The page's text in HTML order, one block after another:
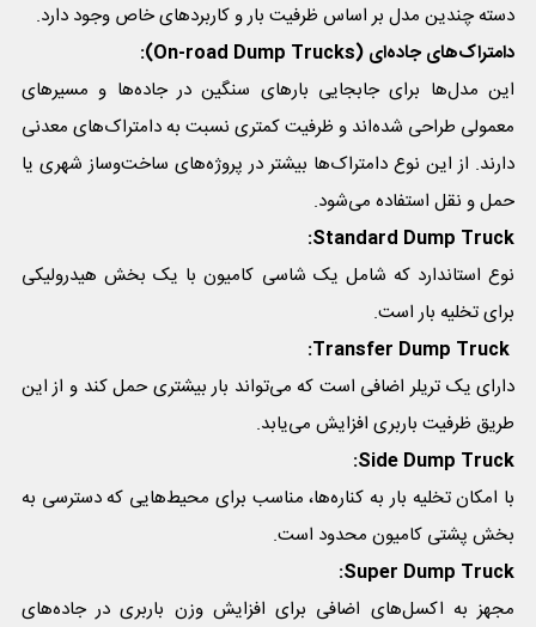
دسته چندین مدل بر اساس ظرفیت بار و کاربردهای خاص وجود دارد.
دامتراک‌های جاده‌ای (On-road Dump Trucks):
این مدل‌ها برای جابجایی بارهای سنگین در جاده‌ها و مسیرهای
معمولی طراحی شده‌اند و ظرفیت کمتری نسبت به دامتراک‌های معدنی
دارند. از این نوع دامتراک‌ها بیشتر در پروژه‌های ساخت‌وساز شهری یا
حمل و نقل استفاده می‌شود.
Standard Dump Truck:
نوع استاندارد که شامل یک شاسی کامیون با یک بخش هیدرولیکی
برای تخلیه بار است.
Transfer Dump Truck:
دارای یک تریلر اضافی است که می‌تواند بار بیشتری حمل کند و از این
طریق ظرفیت باربری افزایش می‌یابد.
Side Dump Truck:
با امکان تخلیه بار به کناره‌ها، مناسب برای محیط‌هایی که دسترسی به
بخش پشتی کامیون محدود است.
Super Dump Truck:
مجهز به اکسل‌های اضافی برای افزایش وزن باربری در جاده‌های